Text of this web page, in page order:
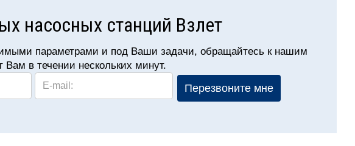
насосных станций Взлет
параметрами и под Ваши задачи, обращайтесь к нашим
Вам в течении нескольких минут.
E-mail: Перезвоните мне